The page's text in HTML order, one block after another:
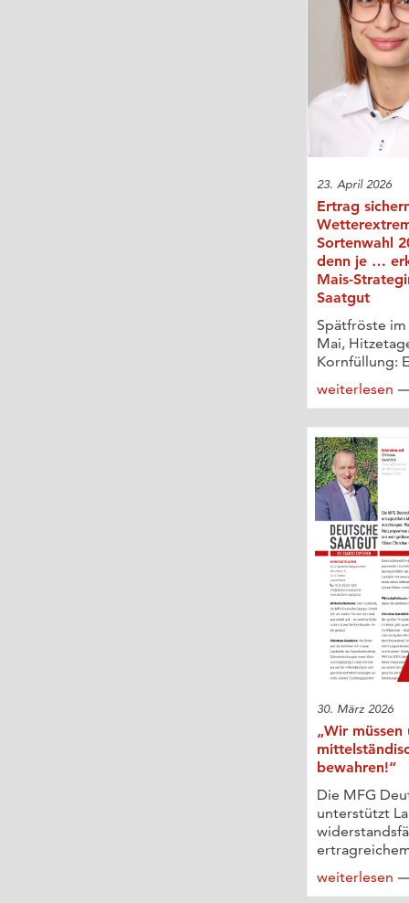
23. April 2026
Ertrag
Sortenwahl
denn je …
Mais-
Saatgut
Spätfröste
Mai,
Kornfüllung:
weiterlesen
30. März 2026
„Wir müssen
bewahren!“
Die MFG
unterstützt
weiterlesen